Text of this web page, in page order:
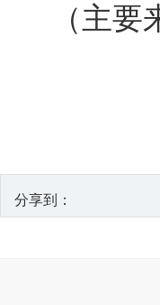
（主
分享到：